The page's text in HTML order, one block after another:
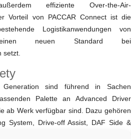
effiziente Over-the-Air-
Vorteil von PACCAR Connect ist die
Logistikanwendungen von
neuen Standard bei
setzt.
sind führend in Sachen
Palette an Advanced Driver
ab Werk verfügbar sind. Dazu gehören
System, Drive-off Assist, DAF Side &
und Speed Limit Recognition.